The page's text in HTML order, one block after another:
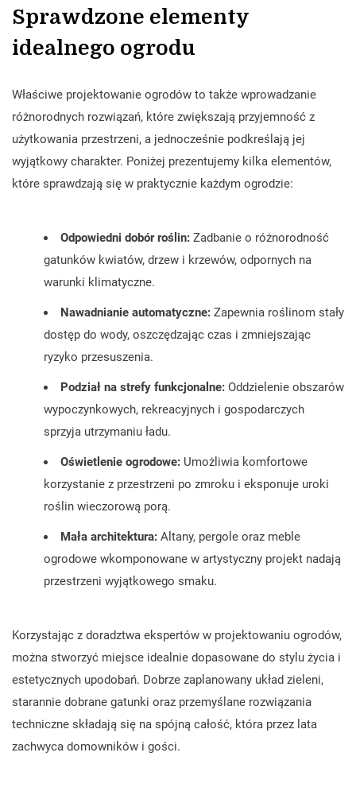
Sprawdzone elementy
idealnego ogrodu
Właściwe projektowanie ogrodów to także wprowadzanie
różnorodnych rozwiązań, które zwiększają przyjemność z
użytkowania przestrzeni, a jednocześnie podkreślają jej
wyjątkowy charakter. Poniżej prezentujemy kilka elementów,
które sprawdzają się w praktycznie każdym ogrodzie:
Odpowiedni dobór roślin: Zadbanie o różnorodność
gatunków kwiatów, drzew i krzewów, odpornych na
warunki klimatyczne.
Nawadnianie automatyczne: Zapewnia roślinom stały
dostęp do wody, oszczędzając czas i zmniejszając
ryzyko przesuszenia.
Podział na strefy funkcjonalne: Oddzielenie obszarów
wypoczynkowych, rekreacyjnych i gospodarczych
sprzyja utrzymaniu ładu.
Oświetlenie ogrodowe: Umożliwia komfortowe
korzystanie z przestrzeni po zmroku i eksponuje uroki
roślin wieczorową porą.
Mała architektura: Altany, pergole oraz meble
ogrodowe wkomponowane w artystyczny projekt nadają
przestrzeni wyjątkowego smaku.
Korzystając z doradztwa ekspertów w projektowaniu ogrodów,
można stworzyć miejsce idealnie dopasowane do stylu życia i
estetycznych upodobań. Dobrze zaplanowany układ zieleni,
starannie dobrane gatunki oraz przemyślane rozwiązania
techniczne składają się na spójną całość, która przez lata
zachwyca domowników i gości.